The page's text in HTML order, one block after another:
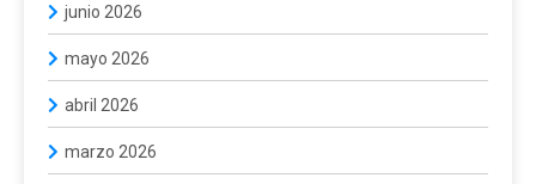
junio 2026
mayo 2026
abril 2026
marzo 2026